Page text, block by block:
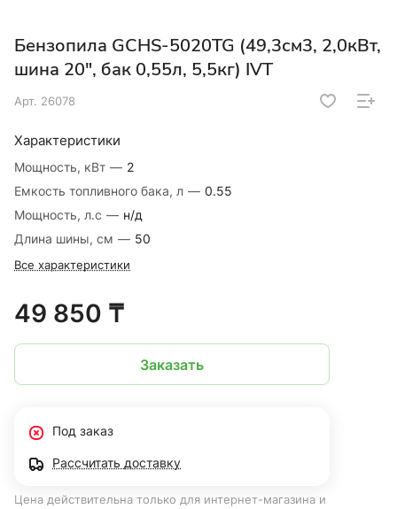
Бензопила GCHS-5020TG (49,3см3, 2,0кВт,
шина 20", бак 0,55л, 5,5кг) IVT
Арт. 26078
Характеристики
Мощность, кВт — 2
Емкость топливного бака, л — 0.55
Мощность, л.с — н/д
Длина шины, см — 50
Все характеристики
49 850 ₸
Заказать
Под заказ
Рассчитать доставку
Цена действительна только для интернет-магазина и